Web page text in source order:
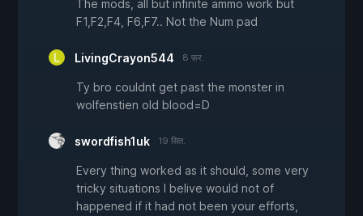
The mods, all but infinite ammo work but
F1,F2,F4, F6,F7.. Not the Num pad
LivingCrayon544 8 फ़र.
Ty bro couldnt get past the monster in
wolfenstien old blood=D
swordfish1uk 19 सित.
Every thing worked as it should, some very
tricky situations I belive would not of
happened if it had not been your efforts,